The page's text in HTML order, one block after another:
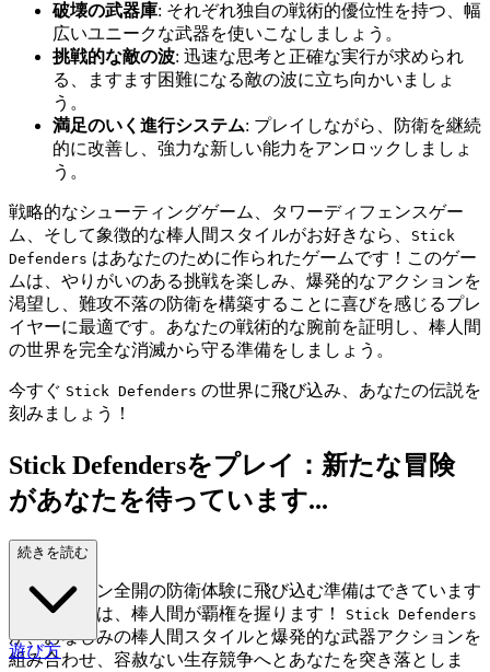
破壊の武器庫: それぞれ独自の戦術的優位性を持つ、幅
広いユニークな武器を使いこなしましょう。
挑戦的な敵の波: 迅速な思考と正確な実行が求められ
る、ますます困難になる敵の波に立ち向かいましょ
う。
満足のいく進行システム: プレイしながら、防衛を継続
的に改善し、強力な新しい能力をアンロックしましょ
う。
戦略的なシューティングゲーム、タワーディフェンスゲー
ム、そして象徴的な棒人間スタイルがお好きなら、
Stick
Defenders はあなたのために作られたゲームです！このゲー
ムは、やりがいのある挑戦を楽しみ、爆発的なアクションを
渇望し、難攻不落の防衛を構築することに喜びを感じるプレ
イヤーに最適です。あなたの戦術的な腕前を証明し、棒人間
の世界を完全な消滅から守る準備をしましょう。
今すぐ Stick Defenders の世界に飛び込み、あなたの伝説を
刻みましょう！
Stick Defendersをプレイ：新たな冒険
があなたを待っています...
！
アドレナリン全開の防衛体験に飛び込む準備はできています
か？そこでは、棒人間が覇権を握ります！
Stick Defenders
が、おなじみの棒人間スタイルと爆発的な武器アクションを
組み合わせ、容赦ない生存競争へとあなたを突き落としま
続きを読む
遊び方